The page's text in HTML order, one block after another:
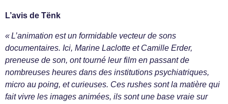
L’avis de Tënk
« L’animation est un formidable vecteur de sons
documentaires. Ici, Marine Laclotte et Camille Erder,
preneuse de son, ont tourné leur film en passant de
nombreuses heures dans des institutions psychiatriques,
micro au poing, et curieuses. Ces rushes sont la matière qui
fait vivre les images animées, ils sont une base vraie sur